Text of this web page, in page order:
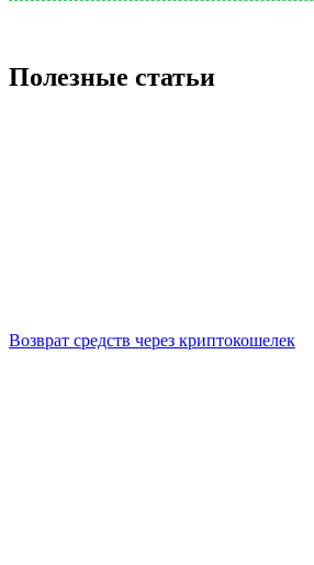
Полезные статьи
Возврат средств через криптокошелек